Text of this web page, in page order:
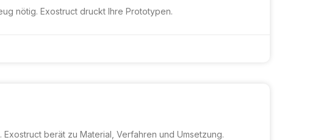
nötig. Exostruct druckt Ihre Prototypen.
berät zu Material, Verfahren und Umsetzung.